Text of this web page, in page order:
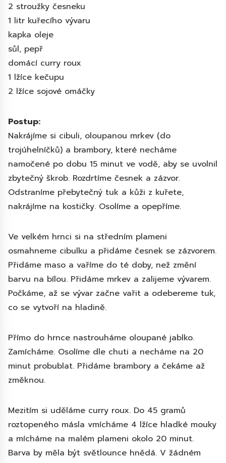
2 stroužky česneku
1 litr kuřecího vývaru
kapka oleje
sůl, pepř
domácí curry roux
1 lžíce kečupu
2 lžíce sojové omáčky
Postup:
Nakrájíme si cibuli, oloupanou mrkev (do
trojúhelníčků) a brambory, které necháme
namočené po dobu 15 minut ve vodě, aby se uvolnil
zbytečný škrob. Rozdrtíme česnek a zázvor.
Odstraníme přebytečný tuk a kůži z kuřete,
nakrájíme na kostičky. Osolíme a opepříme.
Ve velkém hrnci si na středním plameni
osmahneme cibulku a přidáme česnek se zázvorem.
Přidáme maso a vaříme do té doby, než změní
barvu na bílou. Přidáme mrkev a zalijeme vývarem.
Počkáme, až se vývar začne vařit a odebereme tuk,
co se vytvoří na hladině.
Přímo do hrnce nastrouháme oloupané jablko.
Zamícháme. Osolíme dle chuti a necháme na 20
minut probublat. Přidáme brambory a čekáme až
změknou.
Mezitím si uděláme curry roux. Do 45 gramů
roztopeného másla vmícháme 4 lžíce hladké mouky
a mícháme na malém plameni okolo 20 minut.
Barva by měla být světlounce hnědá. V žádném